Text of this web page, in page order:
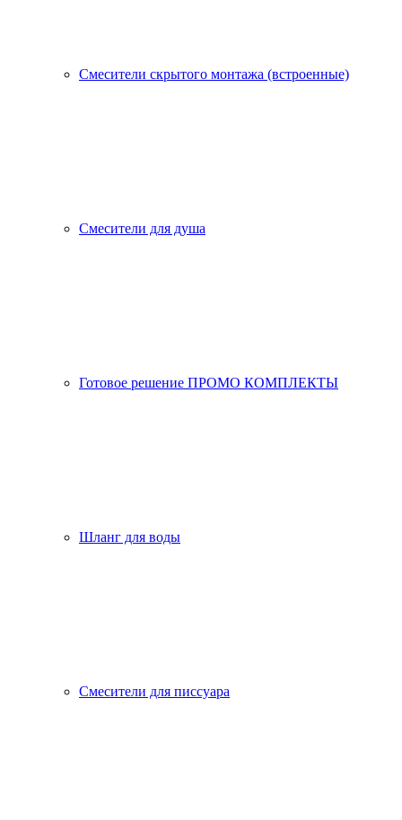
Смесители скрытого монтажа (встроенные)
Смесители для душа
Готовое решение ПРОМО КОМПЛЕКТЫ
Шланг для воды
Смесители для писсуара